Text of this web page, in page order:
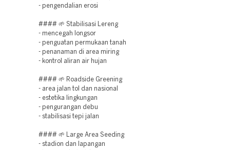
- pengendalian erosi
#### 🌱 Stabilisasi Lereng
- mencegah longsor
- penguatan permukaan tanah
- penanaman di area miring
- kontrol aliran air hujan
#### 🌱 Roadside Greening
- area jalan tol dan nasional
- estetika lingkungan
- pengurangan debu
- stabilisasi tepi jalan
#### 🌱 Large Area Seeding
- stadion dan lapangan